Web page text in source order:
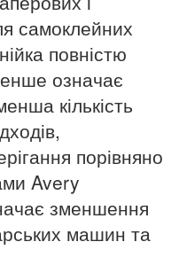
самоклейних
повністю
означає
кількість
порівняно
Avery
зменшення
машин та